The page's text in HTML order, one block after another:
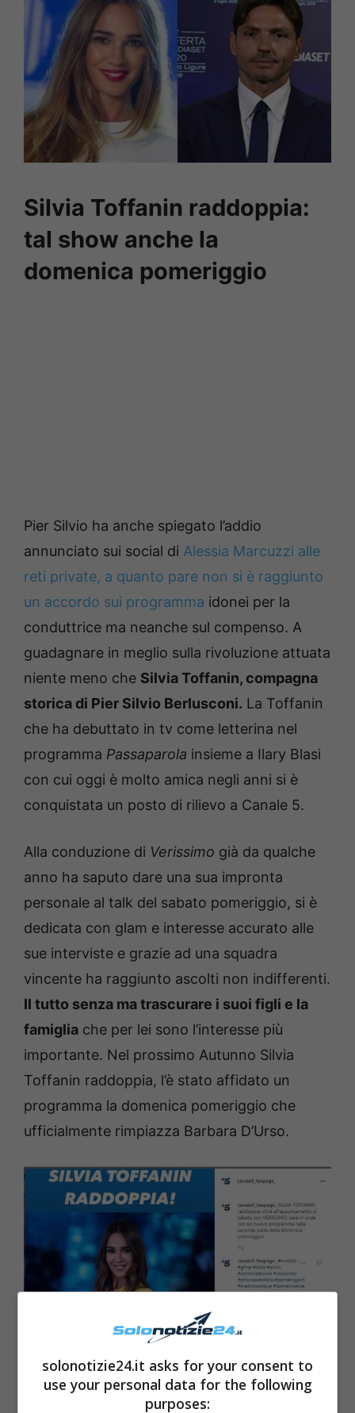
Silvia Toffanin raddoppia:
tal show anche la
domenica pomeriggio
Pier Silvio ha anche spiegato l’addio
annunciato sui social di Alessia Marcuzzi alle
reti private, a quanto pare non si è raggiunto
un accordo sui programma idonei per la
conduttrice ma neanche sul compenso. A
guadagnare in meglio sulla rivoluzione attuata
niente meno che Silvia Toffanin, compagna
storica di Pier Silvio Berlusconi. La Toffanin
che ha debuttato in tv come letterina nel
programma Passaparola insieme a Ilary Blasi
con cui oggi è molto amica negli anni si è
conquistata un posto di rilievo a Canale 5.
Alla conduzione di Verissimo già da qualche
anno ha saputo dare una sua impronta
personale al talk del sabato pomeriggio, si è
dedicata con glam e interesse accurato alle
sue interviste e grazie ad una squadra
vincente ha raggiunto ascolti non indifferenti.
Il tutto senza ma trascurare i suoi figli e la
famiglia che per lei sono l’interesse più
importante. Nel prossimo Autunno Silvia
Toffanin raddoppia, l’è stato affidato un
programma la domenica pomeriggio che
ufficialmente rimpiazza Barbara D’Urso.
Silvia Toffanin fonte Instagram
solonotizie24.it asks for your consent to
use your personal data for the following
purposes: